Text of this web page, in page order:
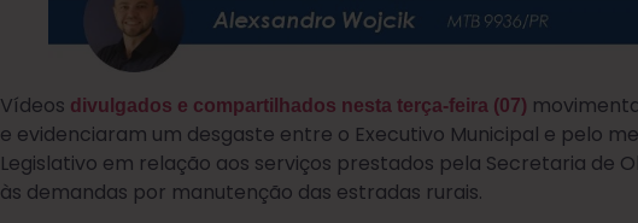
Vídeos divulgados e compartilhados nesta terça-feira (07)
e evidenciaram um desgaste entre o Executivo Municipal e pelo
Legislativo em relação aos serviços prestados pela Secretaria de
às demandas por manutenção das estradas rurais.